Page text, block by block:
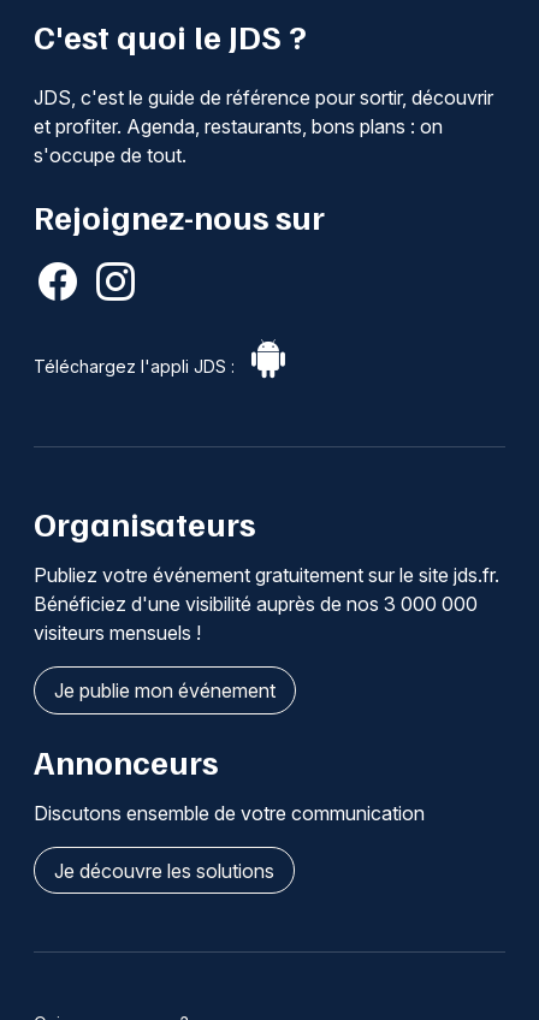
C'est quoi le JDS ?
JDS, c'est le guide de référence pour sortir, découvrir
et profiter. Agenda, restaurants, bons plans : on
s'occupe de tout.
Rejoignez-nous sur
Téléchargez l'appli JDS :
Organisateurs
Publiez votre événement gratuitement sur le site jds.fr.
Bénéficiez d'une visibilité auprès de nos 3 000 000
visiteurs mensuels !
Je publie mon événement
Annonceurs
Discutons ensemble de votre communication
Je découvre les solutions